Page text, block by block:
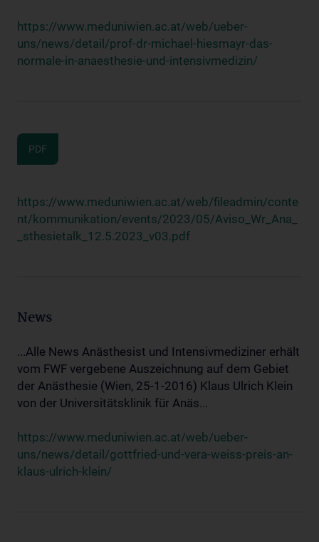
https://www.meduniwien.ac.at/web/ueber-
uns/news/detail/prof-dr-michael-hiesmayr-das-
normale-in-anaesthesie-und-intensivmedizin/
PDF
https://www.meduniwien.ac.at/web/fileadmin/conte
nt/kommunikation/events/2023/05/Aviso_Wr_Ana_
_sthesietalk_12.5.2023_v03.pdf
News
...Alle News Anästhesist und Intensivmediziner erhält
vom FWF vergebene Auszeichnung auf dem Gebiet
der Anästhesie (Wien, 25-1-2016) Klaus Ulrich Klein
von der Universitätsklinik für Anäs...
https://www.meduniwien.ac.at/web/ueber-
uns/news/detail/gottfried-und-vera-weiss-preis-an-
klaus-ulrich-klein/